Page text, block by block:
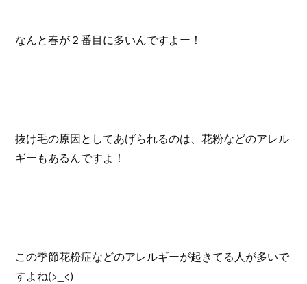
なんと春が２番目に多いんですよー！
抜け毛の原因としてあげられるのは、花粉などのアレル
ギーもあるんですよ！
この季節花粉症などのアレルギーが起きてる人が多いで
すよね(>_<)